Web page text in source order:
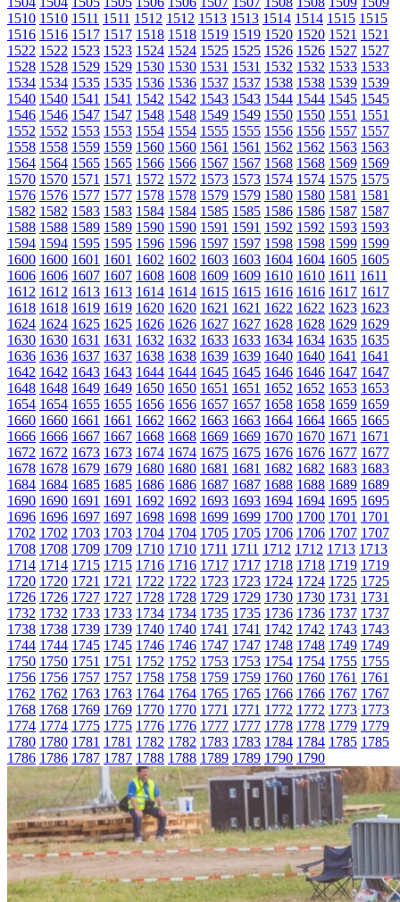
1510 1510 1511 1511 1512 1512 1513 1513 1514 1514 1515 1515
1516 1516 1517 1517 1518 1518 1519 1519 1520 1520 1521 1521
1522 1522 1523 1523 1524 1524 1525 1525 1526 1526 1527 1527
1528 1528 1529 1529 1530 1530 1531 1531 1532 1532 1533 1533
1534 1534 1535 1535 1536 1536 1537 1537 1538 1538 1539 1539
1540 1540 1541 1541 1542 1542 1543 1543 1544 1544 1545 1545
1546 1546 1547 1547 1548 1548 1549 1549 1550 1550 1551 1551
1552 1552 1553 1553 1554 1554 1555 1555 1556 1556 1557 1557
1558 1558 1559 1559 1560 1560 1561 1561 1562 1562 1563 1563
1564 1564 1565 1565 1566 1566 1567 1567 1568 1568 1569 1569
1570 1570 1571 1571 1572 1572 1573 1573 1574 1574 1575 1575
1576 1576 1577 1577 1578 1578 1579 1579 1580 1580 1581 1581
1582 1582 1583 1583 1584 1584 1585 1585 1586 1586 1587 1587
1588 1588 1589 1589 1590 1590 1591 1591 1592 1592 1593 1593
1594 1594 1595 1595 1596 1596 1597 1597 1598 1598 1599 1599
1600 1600 1601 1601 1602 1602 1603 1603 1604 1604 1605 1605
1606 1606 1607 1607 1608 1608 1609 1609 1610 1610 1611 1611
1612 1612 1613 1613 1614 1614 1615 1615 1616 1616 1617 1617
1618 1618 1619 1619 1620 1620 1621 1621 1622 1622 1623 1623
1624 1624 1625 1625 1626 1626 1627 1627 1628 1628 1629 1629
1630 1630 1631 1631 1632 1632 1633 1633 1634 1634 1635 1635
1636 1636 1637 1637 1638 1638 1639 1639 1640 1640 1641 1641
1642 1642 1643 1643 1644 1644 1645 1645 1646 1646 1647 1647
1648 1648 1649 1649 1650 1650 1651 1651 1652 1652 1653 1653
1654 1654 1655 1655 1656 1656 1657 1657 1658 1658 1659 1659
1660 1660 1661 1661 1662 1662 1663 1663 1664 1664 1665 1665
1666 1666 1667 1667 1668 1668 1669 1669 1670 1670 1671 1671
1672 1672 1673 1673 1674 1674 1675 1675 1676 1676 1677 1677
1678 1678 1679 1679 1680 1680 1681 1681 1682 1682 1683 1683
1684 1684 1685 1685 1686 1686 1687 1687 1688 1688 1689 1689
1690 1690 1691 1691 1692 1692 1693 1693 1694 1694 1695 1695
1696 1696 1697 1697 1698 1698 1699 1699 1700 1700 1701 1701
1702 1702 1703 1703 1704 1704 1705 1705 1706 1706 1707 1707
1708 1708 1709 1709 1710 1710 1711 1711 1712 1712 1713 1713
1714 1714 1715 1715 1716 1716 1717 1717 1718 1718 1719 1719
1720 1720 1721 1721 1722 1722 1723 1723 1724 1724 1725 1725
1726 1726 1727 1727 1728 1728 1729 1729 1730 1730 1731 1731
1732 1732 1733 1733 1734 1734 1735 1735 1736 1736 1737 1737
1738 1738 1739 1739 1740 1740 1741 1741 1742 1742 1743 1743
1744 1744 1745 1745 1746 1746 1747 1747 1748 1748 1749 1749
1750 1750 1751 1751 1752 1752 1753 1753 1754 1754 1755 1755
1756 1756 1757 1757 1758 1758 1759 1759 1760 1760 1761 1761
1762 1762 1763 1763 1764 1764 1765 1765 1766 1766 1767 1767
1768 1768 1769 1769 1770 1770 1771 1771 1772 1772 1773 1773
1774 1774 1775 1775 1776 1776 1777 1777 1778 1778 1779 1779
1780 1780 1781 1781 1782 1782 1783 1783 1784 1784 1785 1785
1786 1786 1787 1787 1788 1788 1789 1789 1790 1790